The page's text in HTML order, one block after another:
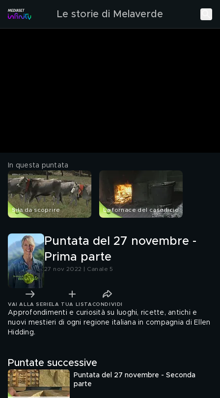
Le storie di Melaverde
In questa puntata
Sila da scoprire La fornace del caseificio
Puntata del 27 novembre -
Prima parte
27 nov 2022 | Canale 5
VAI ALLA SERIE LA TUA LISTA CONDIVIDI
Approfondimenti e curiosità su luoghi, ricette, antichi e
nuovi mestieri di ogni regione italiana in compagnia di Ellen
Hidding.
Puntate successive
Puntata del 27 novembre - Seconda
parte